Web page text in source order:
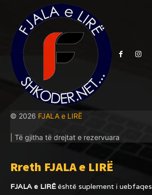
© 2026 FJALA e LIRË
| Të gjitha të drejtat e rezervuara
Rreth FJALA e LIRË
FJALA e LIRËështë suplement i uebfaqes